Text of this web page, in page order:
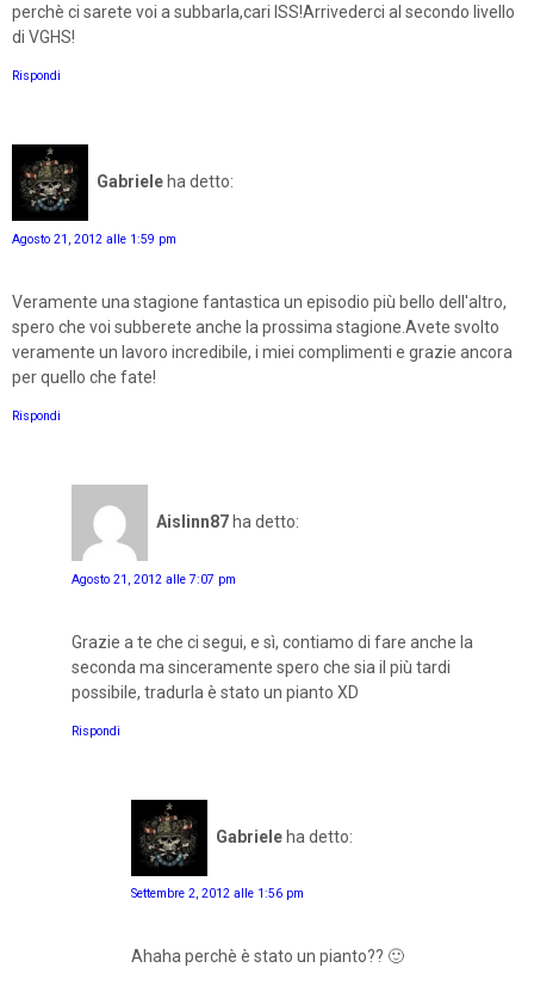
perchè ci sarete voi a subbarla,cari ISS!Arrivederci al secondo livello
di VGHS!
Rispondi
Gabriele ha detto:
Agosto 21, 2012 alle 1:59 pm
Veramente una stagione fantastica un episodio più bello dell'altro,
spero che voi subberete anche la prossima stagione.Avete svolto
veramente un lavoro incredibile, i miei complimenti e grazie ancora
per quello che fate!
Rispondi
Aislinn87 ha detto:
Agosto 21, 2012 alle 7:07 pm
Grazie a te che ci segui, e sì, contiamo di fare anche la
seconda ma sinceramente spero che sia il più tardi
possibile, tradurla è stato un pianto XD
Rispondi
Gabriele ha detto:
Settembre 2, 2012 alle 1:56 pm
Ahaha perchè è stato un pianto?? 🙂